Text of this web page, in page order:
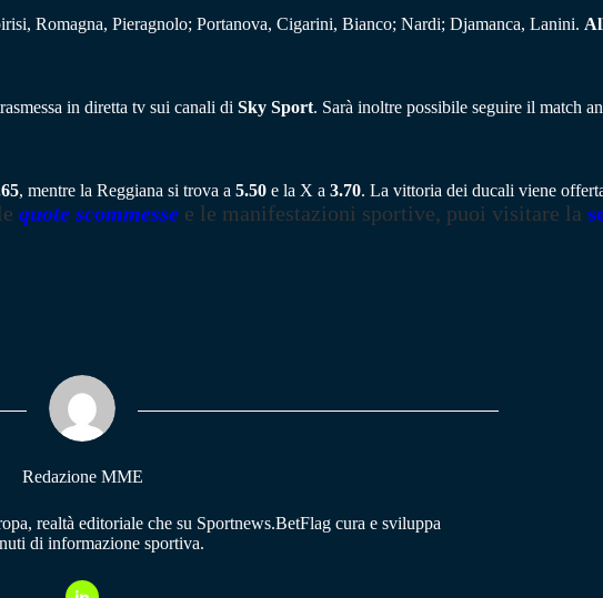
Romagna, Pieragnolo; Portanova, Cigarini, Bianco; Nardi; Djamanca, Lanini.
in diretta tv sui canali di Sky Sport. Sarà inoltre possibile seguire il match
, mentre la Reggiana si trova a 5.50 e la X a 3.70. La vittoria dei ducali viene
quote scommesse e le manifestazioni sportive, puoi visitare la
Redazione MME
realtà editoriale che su Sportnews.BetFlag cura e sviluppa
di informazione sportiva.